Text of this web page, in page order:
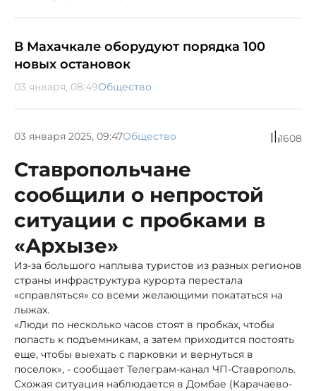
В Махачкале оборудуют порядка 100
новых остановок
03 января, 08:49Общество
03 января 2025, 09:47Общество 1608
Ставропольчане
сообщили о непростой
ситуации с пробками в
«Архызе»
Из-за большого наплыва туристов из разных регионов
страны инфраструктура курорта перестала
«справляться» со всеми желающими покататься на
лыжах.
«Люди по несколько часов стоят в пробках, чтобы
попасть к подъемникам, а затем приходится постоять
еще, чтобы выехать с парковки и вернуться в
поселок», - сообщает Телеграм-канал ЧП-Ставрополь.
Схожая ситуация наблюдается в Домбае (Карачаево-